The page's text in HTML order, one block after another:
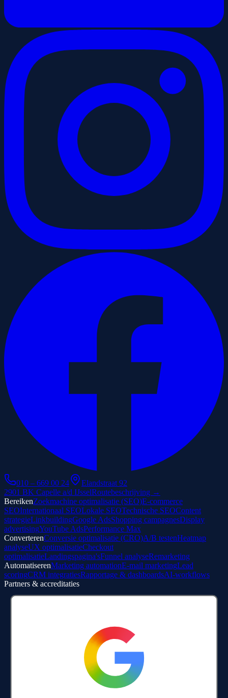
010 – 669 00 24
Elandstraat 92
2901 BK Capelle a/d IJsselRoutebeschrijving →
BereikenZoekmachine optimalisatie (SEO)E-commerce
SEOInternationaal SEOLokale SEOTechnische SEOContent
strategieLinkbuildingGoogle AdsShopping campagnesDisplay
advertisingYouTube AdsPerformance Max
ConverterenConversie optimalisatie (CRO)A/B testenHeatmap
analyseUX optimalisatieCheckout
optimalisatieLandingspagina'sFunnel analyseRemarketing
AutomatiserenMarketing automationE-mail marketingLead
scoringCRM integratiesRapportage & dashboardsAI-workflows
Partners & accreditaties